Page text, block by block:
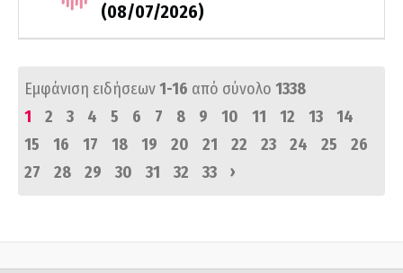
(08/07/2026)
Εμφάνιση ειδήσεων1-16 από σύνολο 1338
1
2 3 4 5 6 7 8 9 10 11 12 13
14
15
16 17 18 19 20 21 22 23 24 25
26
27
28 29 30 31 32 33 ›